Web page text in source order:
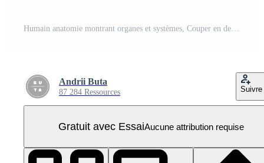
Humain anatomie montrant organes et systèmes, Couper en dehors transparent PNG Pro
Andrii Buta
87 284 Ressources Suivre
Gratuit avec EssaiAucune attribution requise